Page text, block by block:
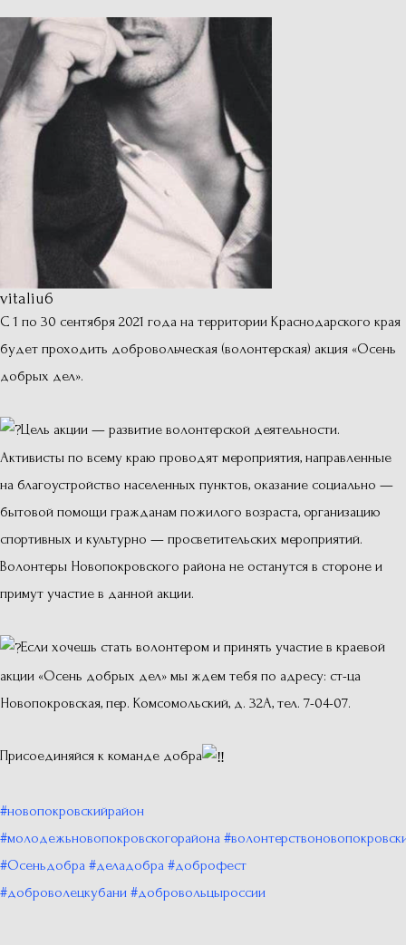
vitaliu6
С 1 по 30 сентября 2021 года на территории Краснодарского края
будет проходить добровольческая (волонтерская) акция «Осень
добрых дел».
Цель акции — развитие волонтерской деятельности.
Активисты по всему краю проводят мероприятия, направленные
на благоустройство населенных пунктов, оказание социально —
бытовой помощи гражданам пожилого возраста, организацию
спортивных и культурно — просветительских мероприятий.
Волонтеры Новопокровского района не останутся в стороне и
примут участие в данной акции.
Если хочешь стать волонтером и принять участие в краевой
акции «Осень добрых дел» мы ждем тебя по адресу: ст-ца
Новопокровская, пер. Комсомольский, д. 32А, тел. 7-04-07.
Присоединяйся к команде добра
#новопокровскийрайон
#молодежьновопокровскогорайона
#Осеньдобра #деладобра #доброфест
#доброволецкубани #добровольцыроссии